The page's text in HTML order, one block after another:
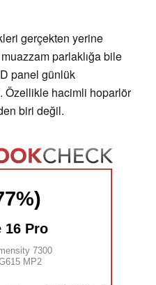
gerçekten yerine
parlaklığa bile
panel günlük
Özellikle hacimli hoparlör
biri değil.
16 Pro
7300
MP2